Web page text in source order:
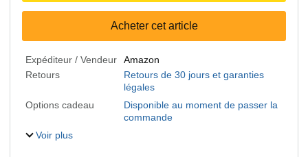
Acheter cet article
Expéditeur / Vendeur
Amazon
Retours
Retours de 30 jours et garanties
légales
Options cadeau
Disponible au moment de passer la
commande
Voir plus